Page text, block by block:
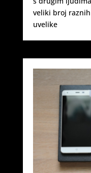
veliki broj
uvelike